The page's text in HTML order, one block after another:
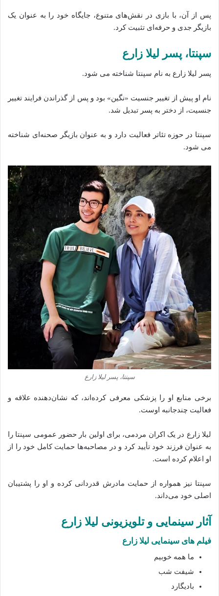
پس از آن، با بازی در نقش‌های متنوع، جایگاه خود را به عنوان یک
بازیگر جدی و حرفه‌ای تثبیت کرد.
سپنتا، پسر لیلا زارع
پسر لیلا زارع به نام سپنتا شناخته می‌ شود.
نام او پیش از تغییر جنسیت «نگین» بود و پس از گذراندن فرایند تغییر
جنسیت، از دختر به پسر تبدیل شد.
سپنتا در حوزه تئاتر فعالیت دارد و به عنوان بازیگر صحنه‌ای شناخته
می‌ شود.
سپنتا، پسر لیلا زارع
برخی منابع او را پزشکی معرفی کرده‌اند، که نشان‌دهنده علاقه و
فعالیت چندجانبه اوست.
لیلا زارع در یک اکران مردمی، برای اولین بار حضور عمومی سپنتا را
به عنوان فرزند خود تأیید کرد و در مصاحبه‌ها حمایت کامل خود را از
او اعلام کرده است.
سپنتا نیز همواره از حمایت مادرش قدردانی کرده و او را پشتیبان
اصلی خود می‌داند.
آثار سینمایی و تلویزیونی لیلا زارع
فیلم‌ های سینمایی لیلا زارع
ما همه خوبیم
شیفت شب
بادیگارد